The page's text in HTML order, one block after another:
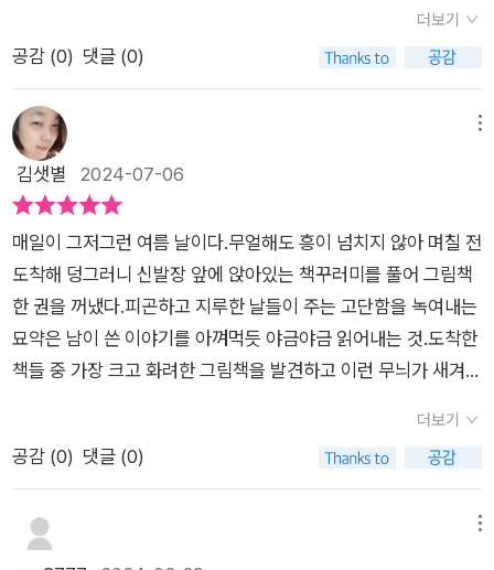
들여다보게 되네요.- 그레이스 린 작가님이 알려주는 토끼 그리
기 -글을 쓰고 그림을 그리신 그레이스 린 작가님의 홈페이지에
는 토끼 그리기 활동과 토끼가 있는 달 콜라주 활동이 있네요.토
끼 그리기 활동은 그레이스 린의 유튜브에서도 만나 볼 수 있어
요.그레이스 린 작가님의 홈페이지 :https://gracelin.com/- 소
녀로 성장하고 있어요 -<달케이크>의 원작 <A Big Mooncake
for Little Star>은 2018년 출간되었어요.5년 만에 다시 만나게
된 소녀는 훌쩍 커 버린 모습이네요.아직 애착 인형 토끼가 소녀
의 곁에 있고, 엄마이자 작가인 그레이스 린도 있지요.그레이스
린 작가님의 다른 책에서 성장하는 소녀의 모습을 종종 만날 수
있었어요.다음에는 사춘기에 접어든 모습으로 만나는 걸까요?<
6595317행복한 그림책 읽기! 투명 한지입니다.​​​​​출판사로부터 도
서만을 제공받아 작성한 리뷰입니다.
곳이었음 좋겠다고 하며 책을 읽었지요. 소녀는 맑은 물이 있는
곳으로 갔지요. 바다는 소녀를 상쾌하게 해 주겠지요!물고기들이
의 마음을 달래 주었지요. 소녀가 해초에 엉키고 말았지요 비좁거
나 붐비지 않는 곳이었음 좋겠다고 생각하며 다시 책을 읽었지요.
소녀는 탁 트이고 푸르른 곳으로 갔지요. 한없이 자유로곳! 구름
들이 초대 합니다. 하늘과 우주에서 놀던 앨리스! 텅빈 그곳에서
소녀가 외로움을 느낍니다. 너무 외롭지 않은 곳이 였음 좋겠다
생각합니다. 부엌에선 만두 냄새가 나고 가족들이 저녁 식사를 준
비하며 기다기고 있는 그곳! 엄마가 어서 페이지를 넘기도 들어오
라고 합니다. 가족들과 함께 행복한 저녁을 맞이 했네요. 달에 토
끼도 보이고요!책 속으로의 초대! 책은 정말 멋진 곳입니다. 푹 빠
립니다.그때 무언가 팔락거리는 책장으로 가게 되지요.궁금했
던 앨리스는 책을 읽기 시작합니다.생생하고 따뜻한 빛깔의 꽃들
이 핀 정원에서 새들이 말을 하고 있어요."책장을 넘기고 어서 들
어오렴..."앨리스는 책속 정원으로 들어가 꽃들에 둘러싸여 새들
과 함께 놀게 됩니다.비가 내려 마음에 들지 않았던 앨리스는 햇
볕이 내리쬐는 사막으로 가게 됩니다.그곳도 마음에 들지 않았
고 하늘을 날아 가기도 하고, 별들이 반짝이는 우주 공간을 떠돌
면서 자신의 마음을 달래봅니다.그러다가 텅 빈 곳에서 외로워
진 소녀 앨리스는 외롭지 않은 곳을 다시 찾게 되지요.앨리스
가 마지막에 가고 싶어 한 곳은 어디였을지 읽어보시기 바랍니다.​​
그림책을 보다보니 어딘지 모르게 본 것도 같고 익숙해서 작가
의 정보를 찾아봤습니다. 전에 읽었던 책 《달 케이크》를 쓴 작가
의 그림책으로 칼데콧 상과 뉴베리 상을 수상한 작가였더라고
용 또한 참 좋았던것 같습니다. 마치 <이상한 나라의 엘리스>책
이라도 읽고 있는 것처럼 책속으로 모험을 떠나는 느낌이 들었어
더보기
공감 (0) 댓글 (0)
김샛별 2024-07-06
매일이 그저그런 여름 날이다.무얼해도 흥이 넘치지 않아 며칠 전
도착해 덩그러니 신발장 앞에 앉아있는 책꾸러미를 풀어 그림책
한 권을 꺼냈다.피곤하고 지루한 날들이 주는 고단함을 녹여내는
묘약은 남이 쓴 이야기를 아껴먹듯 야금야금 읽어내는 것.도착한
책들 중 가장 크고 화려한 그림책을 발견하고 이런 무늬가 새겨진
들어간 날 (그레이스 린 글/그림, 보물창고 펴냄)'은 책 표지가 너
무 화려하고 책 속으로 막 들어가려고 하는 아이의 옷 조차 책의
한 페이지 같은 느낌이 들어 저 아이가 책 속에 들어가 책이 되는
건가?라는 엉뚱한 상상을 하게 했다.주인공 앨리스는 눈 쌓인 창
더보기
공감 (0) 댓글 (0)